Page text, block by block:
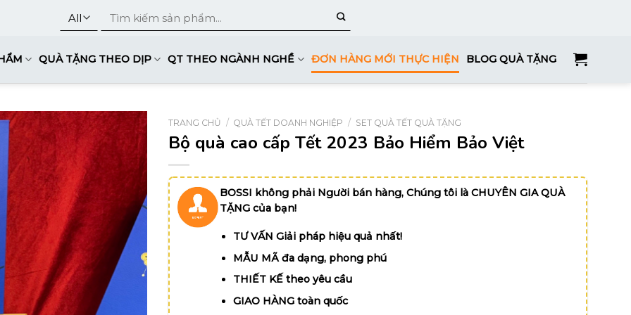
QUÀ TẶNG THEO DỊP QT THEO NGÀNH NGHỀ ĐƠN HÀNG MỚI THỰC HIỆN BLOG QUÀ TẶNG
TRANG CHỦ / QUÀ TẾT DOANH NGHIỆP / SET QUÀ TẾT QUÀ TẶNG
Bộ quà cao cấp Tết 2023 Bảo Hiểm Bảo Việt
BOSSI không phải Người bán hàng, Chúng tôi là CHUYÊN GIA QUÀ
TẶNG của bạn!
TƯ VẤN Giải pháp hiệu quả nhất!
MẪU MÃ đa dạng, phong phú
THIẾT KẾ theo yêu cầu
GIAO HÀNG toàn quốc